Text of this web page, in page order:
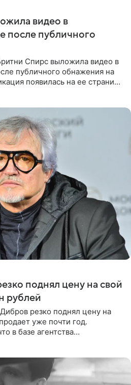
видео в
после публичного
Спирс выложила видео в
публичного обнажения на
появилась на ее странице
поднял цену на свой
рублей
резко поднял цену на
уже почти год.
в базе агентства